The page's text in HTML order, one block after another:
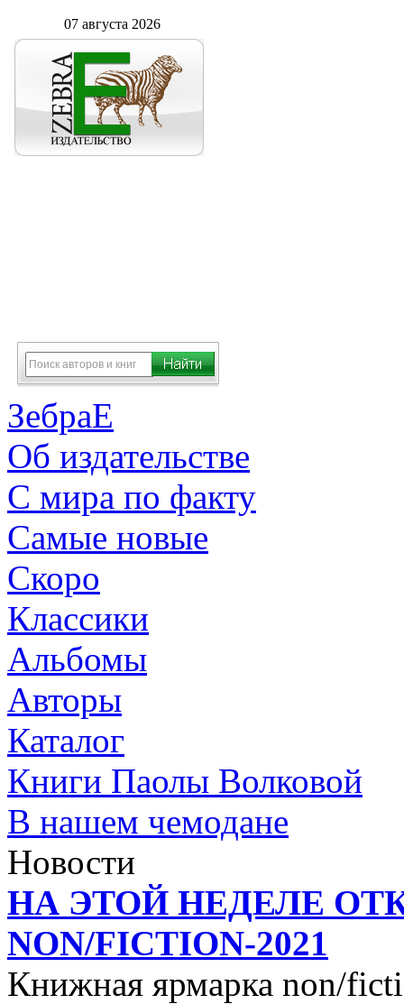
07 августа 2026
ЗебраЕ
Об издательстве
С мира по факту
Самые новые
Скоро
Классики
Альбомы
Авторы
Каталог
Книги Паолы Волковой
В нашем чемодане
Новости
НА ЭТОЙ НЕДЕЛЕ
NON/FICTION-2021
Книжная ярмарка non/